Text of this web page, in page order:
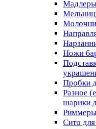
Мадлеры
Ножи
Пробки
Разное
шарики
Риммеры
Сито